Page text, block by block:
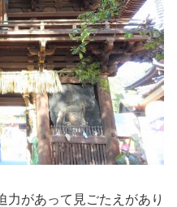
力があって見ごたえがあり